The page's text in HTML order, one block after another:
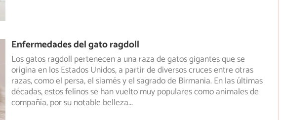
Enfermedades del gato ragdoll
Los gatos ragdoll pertenecen a una raza de gatos gigantes que se
origina en los Estados Unidos, a partir de diversos cruces entre otras
razas,como el persa, el siamés y el sagrado de Birmania. En las últimas
décadas, estos felinos se han vuelto muy populares como animales de
compañía, por su notable belleza...